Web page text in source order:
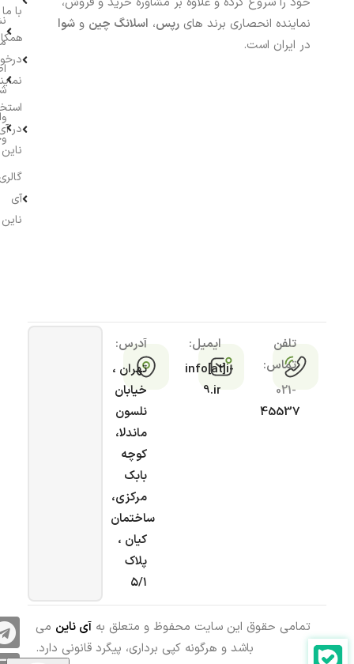
نماینده انحصاری برند های رپس، اسلانگ چین و شوا
در ایران است.
با ما
در
ناین
آی
ناین
تلفن
تماس:
021-
45537
ایمیل:
info[at]i-
9.ir
آدرس:
تهران ،
خیابان
نلسون
ماندلا،
کوچه
بابک
مرکزی،
ساختمان
کیان ،
پلاک
۵/۱
تمامی حقوق این سایت محفوظ و متعلق به آی ناین می
باشد و هرگونه کپی برداری، پیگرد قانونی دارد.